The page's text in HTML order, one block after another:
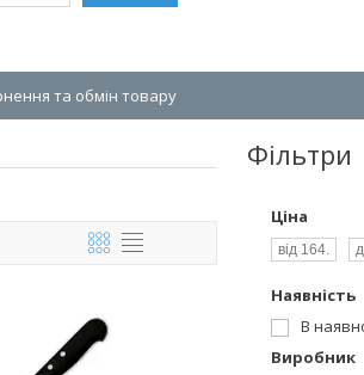
та обмін товару
Фільтри
Ціна
Наявність
В
Виробник